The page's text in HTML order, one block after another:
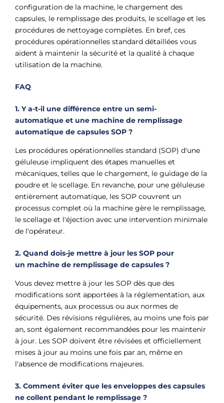
configuration de la machine, le chargement des
capsules, le remplissage des produits, le scellage et les
procédures de nettoyage complètes. En bref, ces
procédures opérationnelles standard détaillées vous
aident à maintenir la sécurité et la qualité à chaque
utilisation de la machine.
FAQ
1. Y a-t-il une différence entre un semi-
automatique et une machine de remplissage
automatique de capsules SOP ?
Les procédures opérationnelles standard (SOP) d'une
géluleuse impliquent des étapes manuelles et
mécaniques, telles que le chargement, le guidage de la
poudre et le scellage. En revanche, pour une géluleuse
entièrement automatique, les SOP couvrent un
processus complet où la machine gère le remplissage,
le scellage et l'éjection avec une intervention minimale
de l'opérateur.
2. Quand dois-je mettre à jour les SOP pour
un machine de remplissage de capsules ?
Vous devez mettre à jour les SOP dès que des
modifications sont apportées à la réglementation, aux
équipements, aux processus ou aux normes de
sécurité. Des révisions régulières, au moins une fois par
an, sont également recommandées pour les maintenir
à jour. Les SOP doivent être révisées et officiellement
mises à jour au moins une fois par an, même en
l'absence de modifications majeures.
3. ​Comment éviter que les enveloppes des capsules
ne collent pendant le remplissage ?